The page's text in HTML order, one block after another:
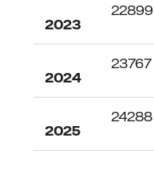
2023
22899
2024
23767
2025
24288